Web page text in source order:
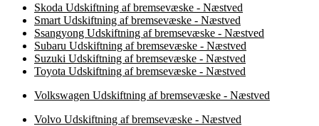
Skoda Udskiftning af bremsevæske - Næstved
Smart Udskiftning af bremsevæske - Næstved
Ssangyong Udskiftning af bremsevæske - Næstved
Subaru Udskiftning af bremsevæske - Næstved
Suzuki Udskiftning af bremsevæske - Næstved
Toyota Udskiftning af bremsevæske - Næstved
Volkswagen Udskiftning af bremsevæske - Næstved
Volvo Udskiftning af bremsevæske - Næstved